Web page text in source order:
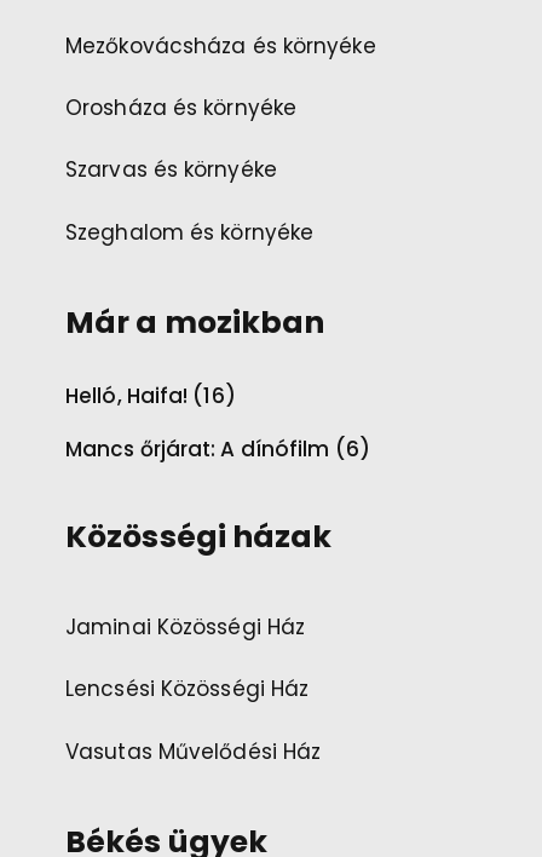
Mezőkovácsháza és környéke
Orosháza és környéke
Szarvas és környéke
Szeghalom és környéke
Már a mozikban
Helló, Haifa! (16)
Mancs őrjárat: A dínófilm (6)
Közösségi házak
Jaminai Közösségi Ház
Lencsési Közösségi Ház
Vasutas Művelődési Ház
Békés ügyek